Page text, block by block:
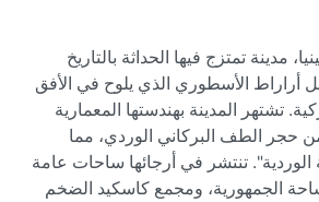
مدينة تمتزج فيها الحداثة بالتاريخ
الأسطوري الذي يلوح في الأفق
تشتهر المدينة بهندستها المعمارية
حجر الطف البركاني الوردي، مما
الوردية". تنتشر في أرجائها ساحات عامة
الجمهورية، ومجمع كاسكيد الضخم